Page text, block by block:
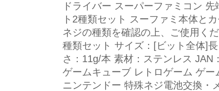
ドライバー スーパーファミコン
ト2種類セット スーファミ本体と
ネジの種類を確認の上、ご使用く
種類セット サイズ：[ビット全体]
さ：11g/本 素材：ステンレス JAN
ゲームキューブ レトロゲーム ゲ
ニンテンドー 特殊ネジ電池交換・